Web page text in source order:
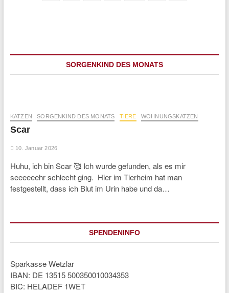
SORGENKIND DES MONATS
KATZEN SORGENKIND DES MONATS TIERE WOHNUNGSKATZEN
Scar
10. Januar 2026
Huhu, ich bin Scar 🥰 Ich wurde gefunden, als es mir
seeeeeehr schlecht ging. Hier im Tierheim hat man
festgestellt, dass ich Blut im Urin habe und da…
SPENDENINFO
Sparkasse Wetzlar
IBAN: DE 13515 500350010034353
BIC: HELADEF 1WET